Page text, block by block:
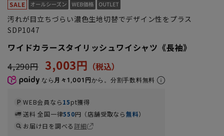
汚れが目立ちづらい濃色生地切替でデザイン性をプラス
SDP1047
ワイドカラースタイリッシュワイシャツ《長袖》
4,290円 3,003円
なら 月々1,001円から。分割手数料無料
WEB会員なら15pt獲得
送料 全国一律550円（店舗受取なら無料）
お届け日を調べる詳細